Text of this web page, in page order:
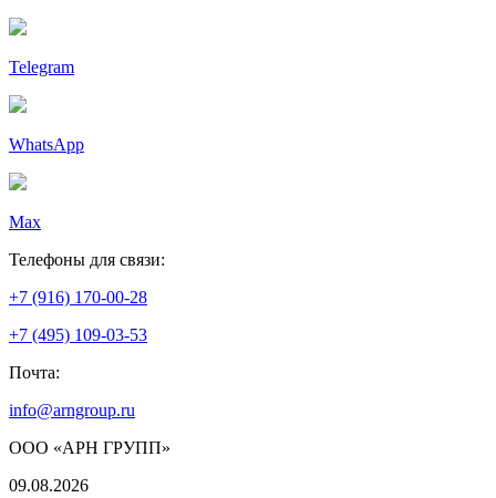
Telegram
WhatsApp
Max
Телефоны для связи:
+7 (916) 170-00-28
+7 (495) 109-03-53
Почта:
info@arngroup.ru
ООО «АРН ГРУПП»
09.08.2026